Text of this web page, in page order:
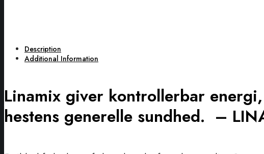
Description
Additional Information
Linamix giver kontrollerbar
hestens generelle sundhed. –